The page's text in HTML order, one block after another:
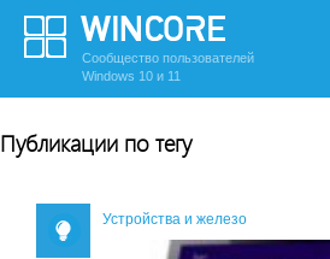
Сообщество пользователей
Windows 10 и 11
Публикации по тегу
Устройства и железо